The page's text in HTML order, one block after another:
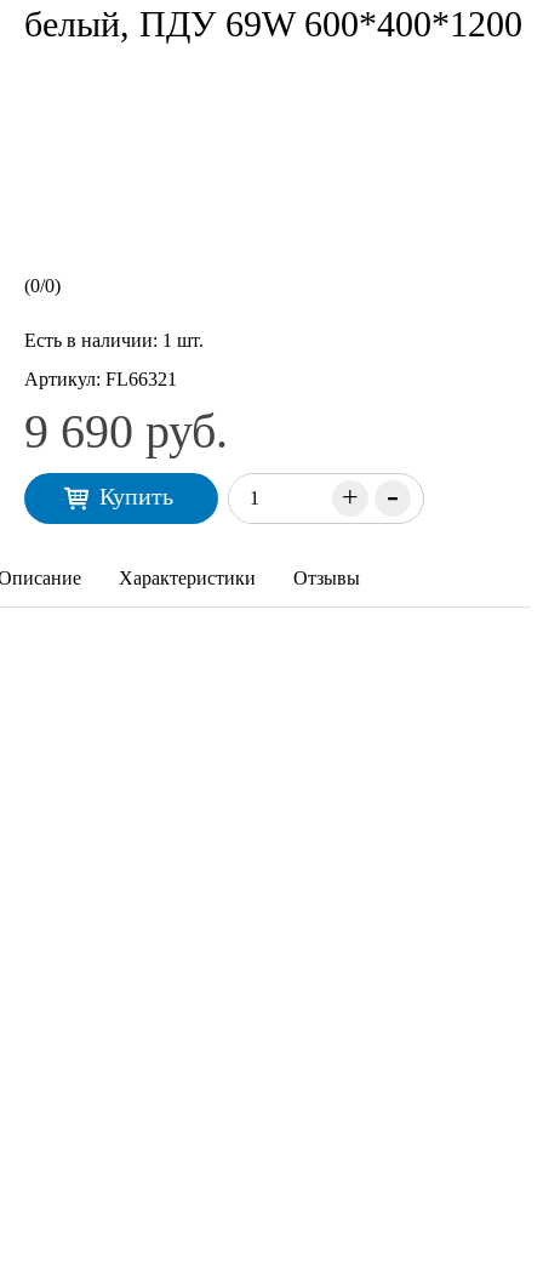
белый, ПДУ 69W 600*400*1200
(0/0)
Есть в наличии: 1 шт.
Артикул: FL66321
9 690 руб.
+ -
Купить
Характеристики Отзывы